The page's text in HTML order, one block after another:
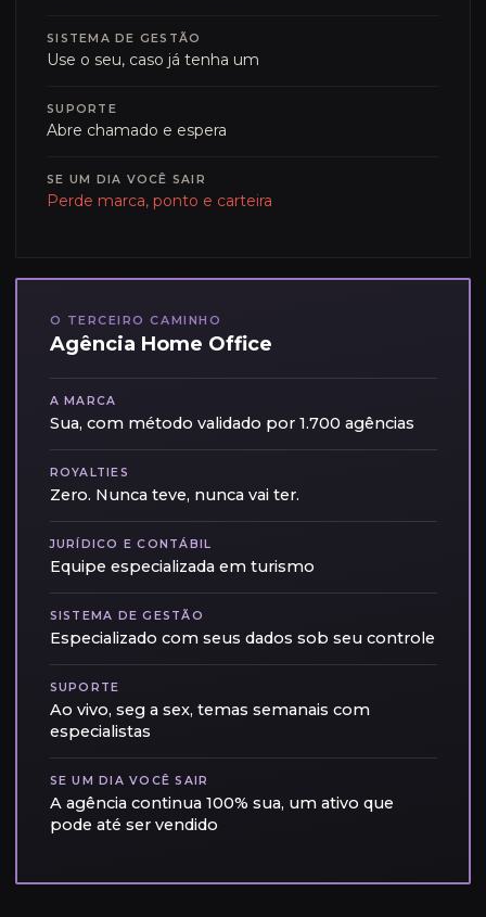
SISTEMA DE GESTÃO
Use o seu, caso já tenha um
SUPORTE
Abre chamado e espera
SE UM DIA VOCÊ SAIR
Perde marca, ponto e carteira
O TERCEIRO CAMINHO
Agência Home Office
A MARCA
Sua, com método validado por 1.700 agências
ROYALTIES
Zero. Nunca teve, nunca vai ter.
JURÍDICO E CONTÁBIL
Equipe especializada em turismo
SISTEMA DE GESTÃO
Especializado com seus dados sob seu controle
SUPORTE
Ao vivo, seg a sex, temas semanais com
especialistas
SE UM DIA VOCÊ SAIR
A agência continua 100% sua, um ativo que
pode até ser vendido